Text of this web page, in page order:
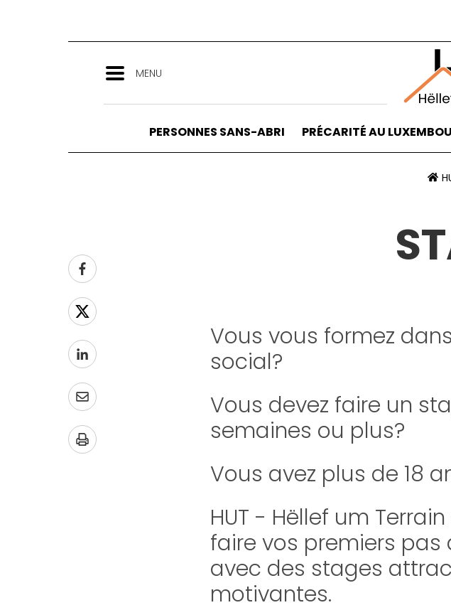
MENU
PERSONNES SANS-ABRI PRÉCARITÉ AU
Vous vous formez
social?
Vous devez faire un
semaines ou plus?
Vous avez plus de 18
HUT - Hëllef um
faire vos premiers pas
avec des stages
motivantes.